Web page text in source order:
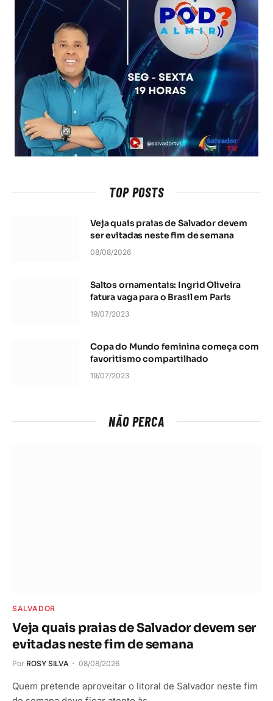
TOP POSTS
Veja quais praias de Salvador devem
ser evitadas neste fim de semana
08/08/2026
Saltos ornamentais: Ingrid Oliveira
fatura vaga para o Brasil em Paris
19/07/2023
Copa do Mundo feminina começa com
favoritismo compartilhado
19/07/2023
NÃO PERCA
SALVADOR
Veja quais praias de Salvador devem ser
evitadas neste fim de semana
Por ROSY SILVA 08/08/2026
Quem pretende aproveitar o litoral de Salvador neste fim